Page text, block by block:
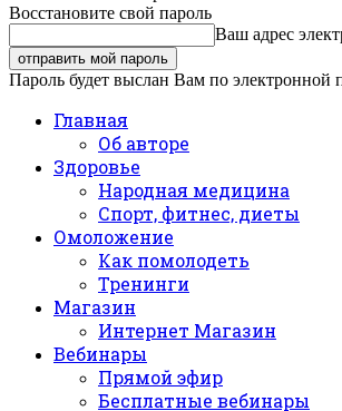
Восстановите свой пароль
Ваш адрес
Пароль будет выслан Вам по электронной
Главная
Об авторе
Здоровье
Народная медицина
Спорт, фитнес, диеты
Омоложение
Как помолодеть
Тренинги
Магазин
Интернет Магазин
Вебинары
Прямой эфир
Бесплатные вебинары